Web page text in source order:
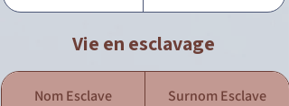
Vie en esclavage
Nom Esclave Surnom Esclave